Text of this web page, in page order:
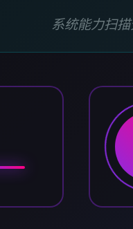
系统能力扫